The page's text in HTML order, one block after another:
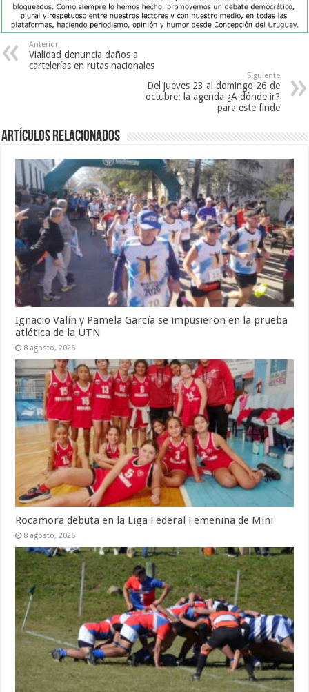
Anterior
Vialidad denuncia daños a
cartelerías en rutas nacionales
Siguiente
Del jueves 23 al domingo 26 de
octubre: la agenda ¿A dónde ir?
para este finde
Artículos Relacionados
Ignacio Valín y Pamela García se impusieron en la prueba
atlética de la UTN
8 agosto, 2026
Rocamora debuta en la Liga Federal Femenina de Mini
8 agosto, 2026